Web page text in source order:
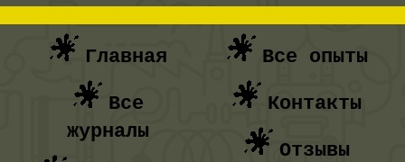
Главная Все опыты
Все
журналы
Контакты
Отзывы